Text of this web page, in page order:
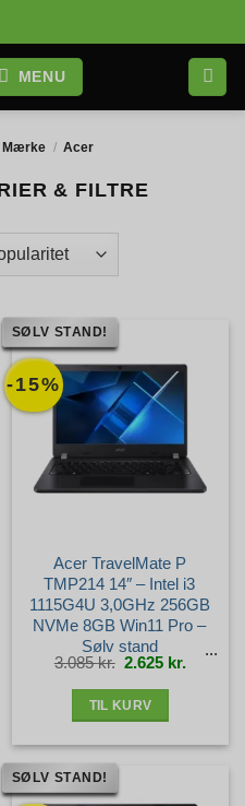
MENU
Mærke / Acer
& FILTRE
-15%
SØLV STAND!
Acer TravelMate P
TMP214 14″ – Intel i3
1115G4U 3,0GHz 256GB
NVMe 8GB Win11 Pro –
Sølv stand
3.085kr. Den
oprindelige
pris
2.625 kr. Den
aktuelle
pris
TIL KURV
SØLV STAND!